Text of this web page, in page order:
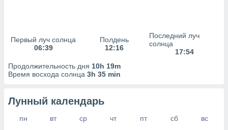
наших 1199
Первый луч солнца
06:39
Полдень
12:16
Последний луч
солнца
17:54
Продолжительность дня 10h 19m
Время восхода солнца 3h 35 min
Лунный календарь
пн вт ср чт пт сб
вс